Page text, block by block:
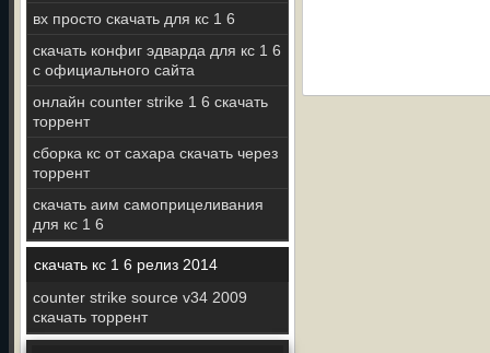
вх просто скачать для кс 1 6
скачать конфиг эдварда для кс 1 6
с официального сайта
онлайн counter strike 1 6 скачать
торрент
сборка кс от сахара скачать через
торрент
скачать аим самоприцеливания
для кс 1 6
скачать кс 1 6 релиз 2014
counter strike source v34 2009
скачать торрент